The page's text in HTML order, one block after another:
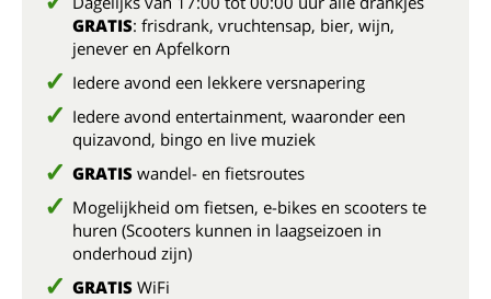
GRATIS: frisdrank, vruchtensap, bier, wijn,
jenever en Apfelkorn
Iedere avond een lekkere versnapering
Iedere avond entertainment, waaronder een
quizavond, bingo en live muziek
GRATIS wandel- en fietsroutes
Mogelijkheid om fietsen, e-bikes en scooters te
huren (Scooters kunnen in laagseizoen in
onderhoud zijn)
GRATIS WiFi